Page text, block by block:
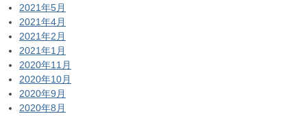
2021年5月
2021年4月
2021年2月
2021年1月
2020年11月
2020年10月
2020年9月
2020年8月